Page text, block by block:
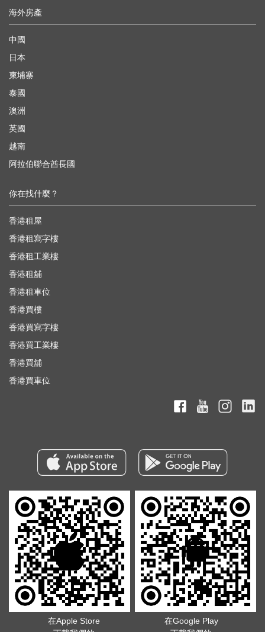
海外房產
中國
日本
柬埔寨
泰國
澳洲
英國
越南
阿拉伯聯合酋長國
你在找什麼？
香港租屋
香港租寫字樓
香港租工業樓
香港租舖
香港租車位
香港買樓
香港買寫字樓
香港買工業樓
香港買舖
香港買車位
在Apple Store
在Google Play